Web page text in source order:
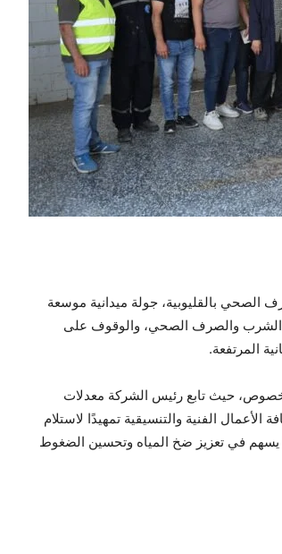
بالقليوبية، جولة ميدانية موسعة
الشرب والصرف الصحي، والوقوف على
المرتفعة.
٢ و ٣ المرشحة بمدينة الخصوص، حيث تابع رئيس الشركة معدلات
الأعمال الفنية والتنسيقية تمهيدًا لاستلام
يسهم في تعزيز ضخ المياه وتحسين الضغوط